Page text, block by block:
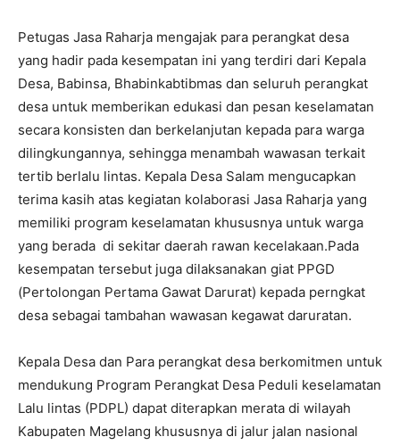
Petugas Jasa Raharja mengajak para perangkat desa
yang hadir pada kesempatan ini yang terdiri dari Kepala
Desa, Babinsa, Bhabinkabtibmas dan seluruh perangkat
desa untuk memberikan edukasi dan pesan keselamatan
secara konsisten dan berkelanjutan kepada para warga
dilingkungannya, sehingga menambah wawasan terkait
tertib berlalu lintas. Kepala Desa Salam mengucapkan
terima kasih atas kegiatan kolaborasi Jasa Raharja yang
memiliki program keselamatan khususnya untuk warga
yang berada di sekitar daerah rawan kecelakaan.Pada
kesempatan tersebut juga dilaksanakan giat PPGD
(Pertolongan Pertama Gawat Darurat) kepada perngkat
desa sebagai tambahan wawasan kegawat daruratan.
Kepala Desa dan Para perangkat desa berkomitmen untuk
mendukung Program Perangkat Desa Peduli keselamatan
Lalu lintas (PDPL) dapat diterapkan merata di wilayah
Kabupaten Magelang khususnya di jalur jalan nasional